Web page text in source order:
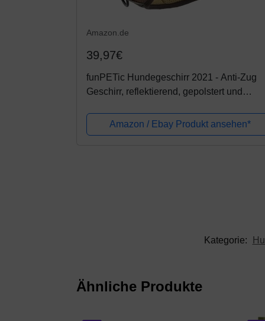
Amazon.de
39,97€
funPETic Hundegeschirr 2021 - Anti-Zug
Geschirr, reflektierend, gepolstert und
mittelgroße und große Hunde (M)
Amazon / Ebay Produkt ansehen*
Kategorie:
Ähnliche Produkte